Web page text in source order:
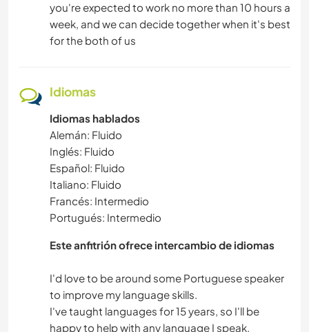
you're expected to work no more than 10 hours a
week, and we can decide together when it's best
for the both of us
Idiomas
Idiomas hablados
Alemán: Fluido
Inglés: Fluido
Español: Fluido
Italiano: Fluido
Francés: Intermedio
Portugués: Intermedio
Este anfitrión ofrece intercambio de idiomas
I'd love to be around some Portuguese speaker
to improve my language skills.
I've taught languages for 15 years, so I'll be